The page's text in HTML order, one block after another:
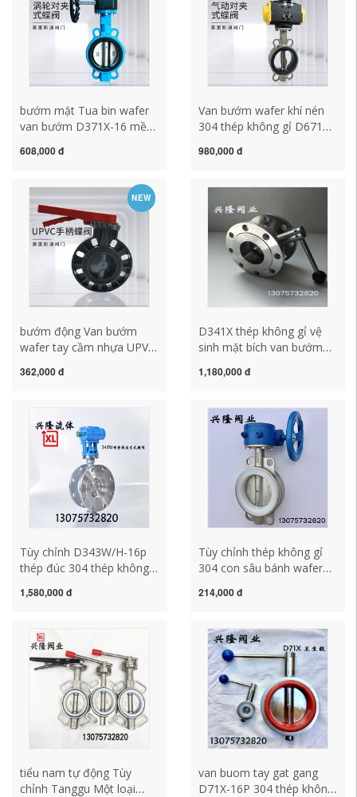
bướm mặt Tua bin wafer
van bướm D371X-16 mềm
gỉ ống nước ống van tay
van bướm dn150
608,000 đ
Van bướm wafer khí nén
304 thép không gỉ D671X-
chịu axit và kiềm DN100
304 van bướm tay gạt
980,000 đ
NEW
bướm động Van bướm
wafer tay cầm nhựa UPVC
DN50 65 80 100 van
362,000 đ
D341X thép không gỉ vệ
sinh mặt bích van bướm
thực phẩm van bướm máy
cấp nước van bướm tay
gạt dn100 van bướm điện
1,180,000 đ
Tùy chỉnh D343W/H-16p
thép đúc 304 thép không
bướm van bướm ba lệch
cao toto ts446dc van
buom tay gat gang
1,580,000 đ
Tùy chỉnh thép không gỉ
304 con sâu bánh wafer
silicone PTFE tuabin van
chiều bướm inox
ts445v2acpk
214,000 đ
tiểu nam tự động Tùy
chỉnh Tanggu Một loại
van buom tay gat gang
D71X-16P 304 thép không